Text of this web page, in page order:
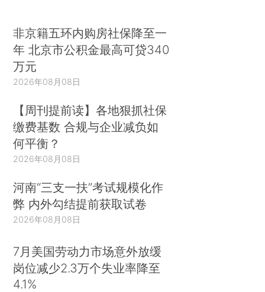
非京籍五环内购房社保降至一
年 北京市公积金最高可贷340
万元
2026年08月08日
【周刊提前读】各地狠抓社保
缴费基数 合规与企业减负如
何平衡？
2026年08月08日
河南“三支一扶”考试规模化作
弊 内外勾结提前获取试卷
2026年08月08日
7月美国劳动力市场意外放缓
岗位减少2.3万个失业率降至
4.1%